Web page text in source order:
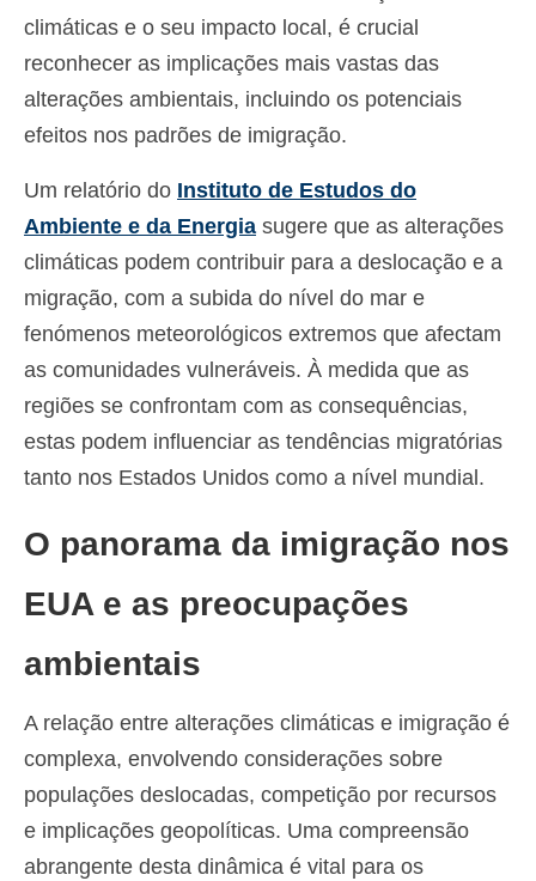
climáticas e o seu impacto local, é crucial
reconhecer as implicações mais vastas das
alterações ambientais, incluindo os potenciais
efeitos nos padrões de imigração.
Um relatório do Instituto de Estudos do
Ambiente e da Energia sugere que as alterações
climáticas podem contribuir para a deslocação e a
migração, com a subida do nível do mar e
fenómenos meteorológicos extremos que afectam
as comunidades vulneráveis. À medida que as
regiões se confrontam com as consequências,
estas podem influenciar as tendências migratórias
tanto nos Estados Unidos como a nível mundial.
O panorama da imigração nos
EUA e as preocupações
ambientais
A relação entre alterações climáticas e imigração é
complexa, envolvendo considerações sobre
populações deslocadas, competição por recursos
e implicações geopolíticas. Uma compreensão
abrangente desta dinâmica é vital para os